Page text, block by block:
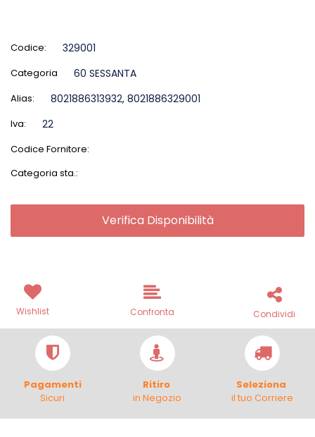
Codice: 329001
Categoria 60 SESSANTA
Alias: 8021886313932, 8021886329001
Iva: 22
Codice Fornitore:
Categoria sta.:
Verifica Disponibilità
Wishlist Confronta Condividi
Pagamenti
Sicuri
Ritiro
in Negozio
Seleziona
il tuo Corriere